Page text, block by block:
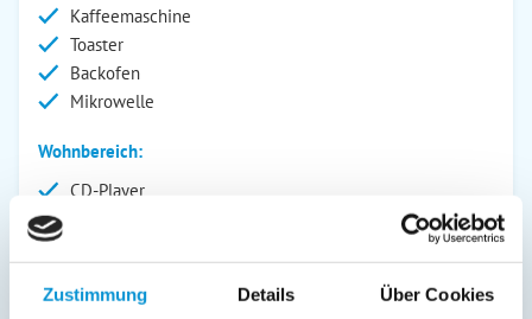
Zustimmung Details Über Cookies
Kaffeemaschine
Toaster
Backofen
Mikrowelle
Wohnbereich:
CD-Player
Außenanlage:
Parkplatz